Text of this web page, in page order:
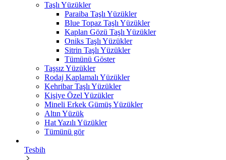
Taşlı Yüzükler
Paraiba Taşlı Yüzükler
Blue Topaz Taşlı Yüzükler
Kaplan Gözü Taşlı Yüzükler
Oniks Taşlı Yüzükler
Sitrin Taşlı Yüzükler
Tümünü Göster
Taşsız Yüzükler
Rodaj Kaplamalı Yüzükler
Kehribar Taşlı Yüzükler
Kişiye Özel Yüzükler
Mineli Erkek Gümüş Yüzükler
Altın Yüzük
Hat Yazılı Yüzükler
Tümünü gör
Tesbih